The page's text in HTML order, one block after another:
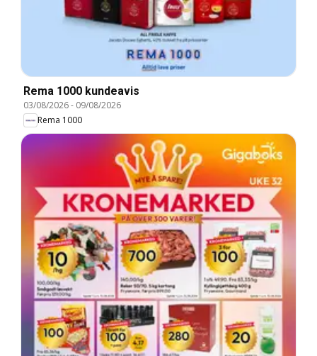
Rema 1000 kundeavis
03/08/2026- 09/08/2026
Rema 1000